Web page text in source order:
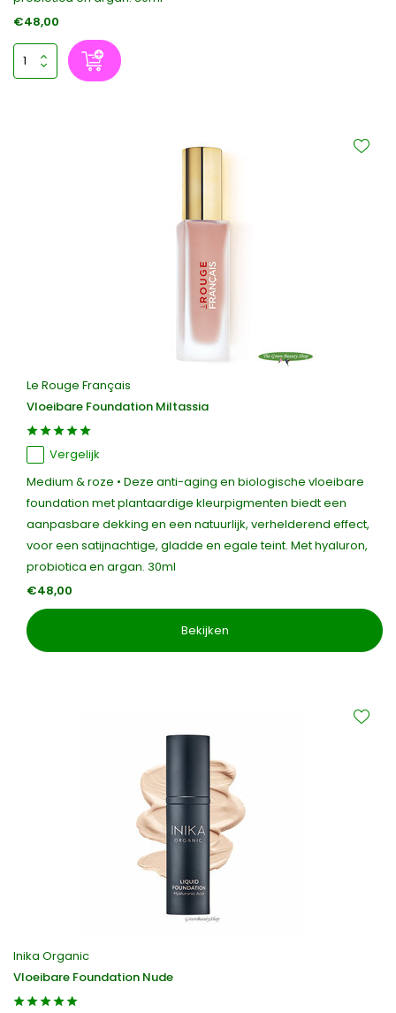
€48,00
Le Rouge Français
Vloeibare Foundation Miltassia
Vergelijk
Medium & roze • Deze anti-aging en biologische vloeibare
foundation met plantaardige kleurpigmenten biedt een
aanpasbare dekking en een natuurlijk, verhelderend effect,
voor een satijnachtige, gladde en egale teint. Met hyaluron,
probiotica en argan. 30ml
€48,00
Bekijken
Inika Organic
Vloeibare Foundation Nude